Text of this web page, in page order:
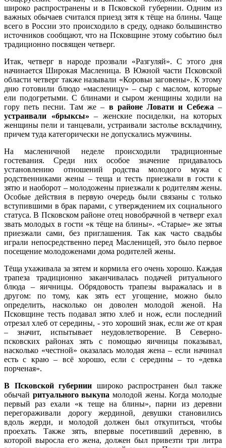
широко распространены и в Псковской губернии. Одним из
важных обычаев считался приезд зятя к тёще на блины. Чаще
всего в России это происходило в среду, однако большинство
источников сообщают, что на Псковщине этому событию был
традиционно посвящен четверг.
Итак, четверг в народе прозвали «Разгуляй». С этого дня
начинается Широкая Масленица. В Южной части Псковской
области четверг также называли «Коровьи заговены». К этому
дню готовили блюдо «масленицу» – сыр с маслом, которые
ели подогретыми. С блинами и сыром женщины ходили на
гору петь песни. Там же – в районе Ловати и Себежа –
устраивали «брыксы» – женские посиделки, на которых
женщины пели и танцевали, устраивали застолье вскладчину,
причем туда категорически не допускались мужчины.
На масленичной неделе происходили традиционные
гостевания. Среди них особое значение придавалось
установлению отношений родства молодого мужа с
родственниками жены – теща и тесть приезжали в гости к
зятю и наоборот – молодожены приезжали к родителям жены.
Особые действия в первую очередь были связаны с только
вступившими в брак парами, с утверждением их социального
статуса. В Псковском районе отец новобрачной в четверг ехал
звать молодых в гости «к тёще на блины». «Старые» же зятья
приезжали сами, без приглашения. Так как часто свадьбы
играли непосредственно перед Масленицей, это было первое
посещение молодоженами дома родителей жены.
Тёща ухаживала за зятем и кормила его очень хорошо. Каждая
трапеза традиционно заканчивалась подачей ритуального
блюда – яичницы. Обрядовость трапезы выражалась и в
другом: по тому, как зять ест угощение, можно было
определить, насколько он доволен молодой женой. На
Псковщине тесть подавал зятю хлеб и нож, если последний
отрезал хлеб от середины, - это хороший знак, если же от края
– значит, испытывает неудовлетворение. В Северно-
псковских районах зять с помощью яичницы показывал,
насколько «честной» оказалась молодая жена – если начинал
есть с краю – всё хорошо, если с середины – то «девка
порченая».
В Псковской губернии широко распространен был также
обычай ритуального выкупа молодой жены. Когда молодые
первый раз ехали «к теще на блины», парни из деревни
перегораживали дорогу жердиной, девушки становились
вдоль жерди, и молодой должен был откупиться, чтобы
проехать. Также зять, впервые посетивший деревню, в
которой выросла его жена, должен был привезти три литра